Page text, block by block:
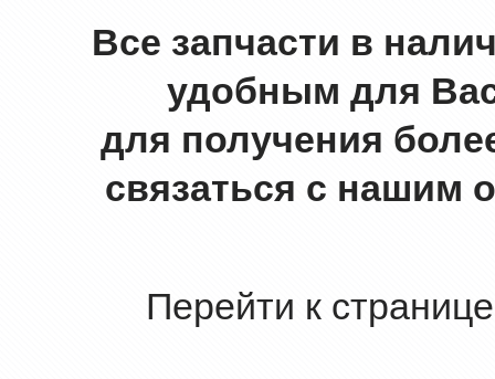
Все запчасти в
удобным для
для получения
связаться с нашим
Перейти к